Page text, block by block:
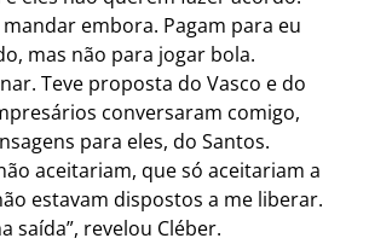
embora. Pagam para eu
mas não para jogar bola.
Teve proposta do Vasco e do
conversaram comigo,
para eles, do Santos.
aceitariam, que só aceitariam a
estavam dispostos a me liberar.
saída”, revelou Cléber.